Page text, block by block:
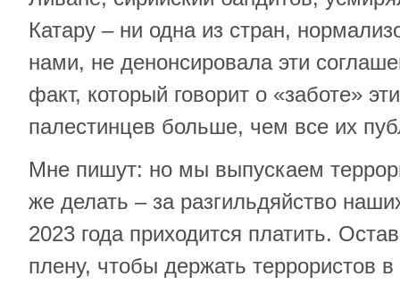
Катару – ни одна из стран,
нами, не денонсировала эти
факт, который говорит о «заботе»
палестинцев больше, чем все их
Мне пишут: но мы выпускаем
же делать – за разгильдяйство
2023 года приходится платить.
плену, чтобы держать террористов